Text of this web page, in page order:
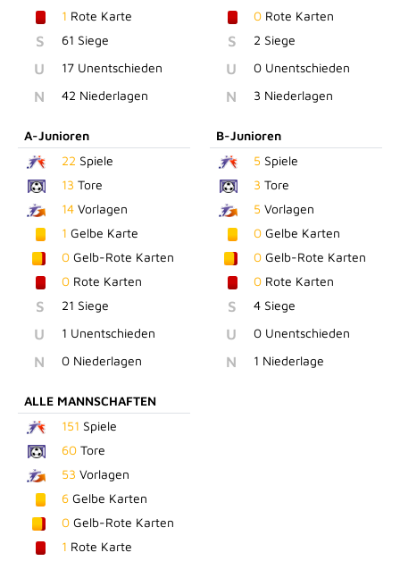
1 Rote Karte
S 61 Siege
U 17 Unentschieden
N 42 Niederlagen
0Rote Karten
S 2 Siege
U 0 Unentschieden
N 3 Niederlagen
A-Junioren
22 Spiele
13 Tore
14 Vorlagen
1 Gelbe Karte
0 Gelb-Rote Karten
0 Rote Karten
S 21 Siege
U 1 Unentschieden
N 0 Niederlagen
B-Junioren
5 Spiele
3 Tore
5 Vorlagen
0Gelbe Karten
0Gelb-Rote Karten
0Rote Karten
S 4 Siege
U 0 Unentschieden
N 1 Niederlage
ALLE MANNSCHAFTEN
151 Spiele
60 Tore
53 Vorlagen
6 Gelbe Karten
0 Gelb-Rote Karten
1 Rote Karte